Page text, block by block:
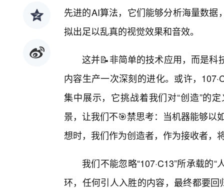
先进的AI算法，它们能够分析海量数
拟出足以乱真的视觉效果和音效。
这并📝非简单的技术应用，而是科
内容生产一次深刻的进化。或许，
集中展示，它挑战着我们对“创造”的
景，让我们不🎯禁思考：当机器能够以
想时，我们作为创造者，作为接收者，
我们不能忽略“107·C13”所承载的
环，任何引人入胜的内容，最终都要